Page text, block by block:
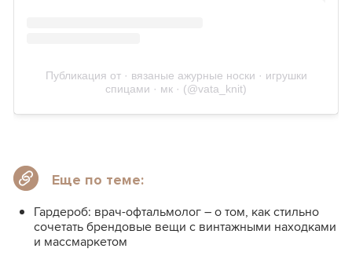
Публикация от · вязаные ажурные носки · игрушки
спицами · мк · (@vata_knit)
Еще по теме:
Гардероб: врач-офтальмолог – о том, как стильно
сочетать брендовые вещи с винтажными находками
и массмаркетом